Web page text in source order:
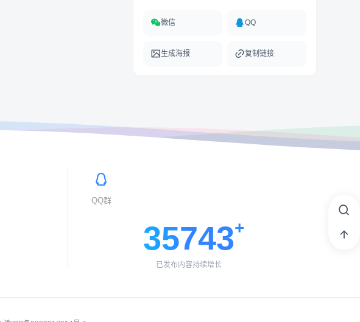
微信 QQ
生成海报 复制链接
QQ群
35743
已发布内容持续增长